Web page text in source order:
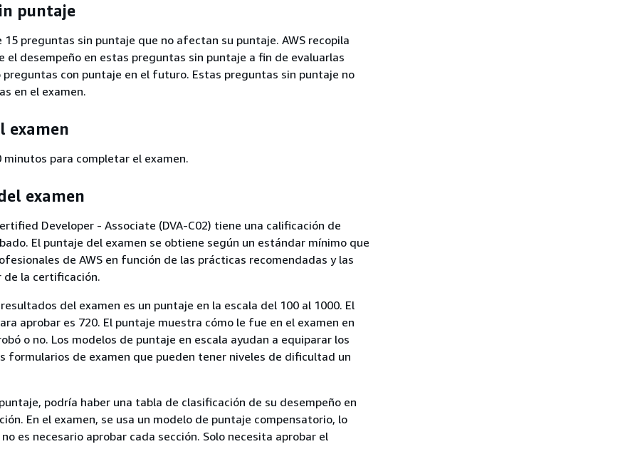
puntaje
15 preguntas sin puntaje que no afectan su puntaje. AWS recopila
el desempeño en estas preguntas sin puntaje a fin de evaluarlas
preguntas con puntaje en el futuro. Estas preguntas sin puntaje no
en el examen.
examen
minutos para completar el examen.
examen
Developer - Associate (DVA-C02) tiene una calificación de
El puntaje del examen se obtiene según un estándar mínimo que
de AWS en función de las prácticas recomendadas y las
la certificación.
del examen es un puntaje en la escala del 100 al 1000. El
aprobar es 720. El puntaje muestra cómo le fue en el examen en
o no. Los modelos de puntaje en escala ayudan a equiparar los
formularios de examen que pueden tener niveles de dificultad un
podría haber una tabla de clasificación de su desempeño en
En el examen, se usa un modelo de puntaje compensatorio, lo
es necesario aprobar cada sección. Solo necesita aprobar el